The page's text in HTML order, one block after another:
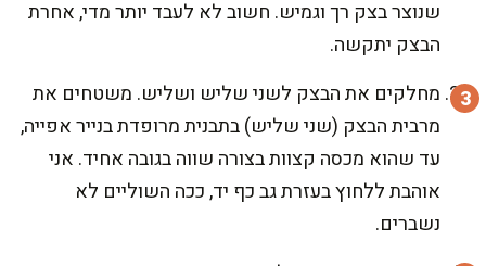
שנוצר בצק רך וגמיש. חשוב לא לעבד יותר מדי, אחרת
הבצק יתקשה.
מחלקים את הבצק לשני שליש ושליש. משטחים את
מרבית הבצק (שני שליש) בתבנית מרופדת בנייר אפייה,
עד שהוא מכסה קצוות בצורה שווה בגובה אחיד. אני
אוהבת ללחוץ בעזרת גב כף יד, ככה השוליים לא
נשברים.